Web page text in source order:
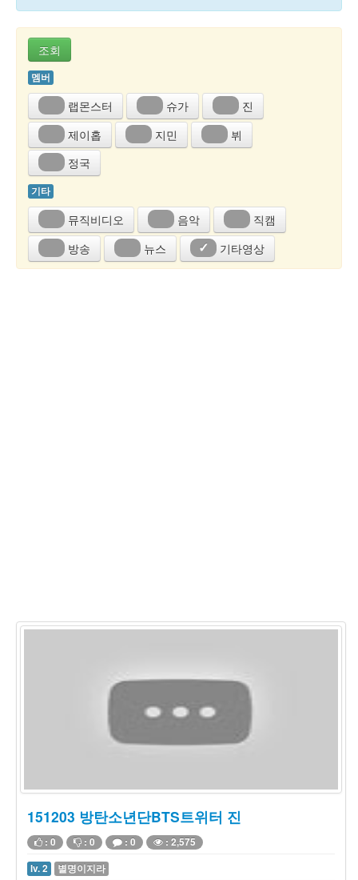
조회
멤버
랩몬스터 슈가
진
제이홉
지민
뷔
정국
기타
뮤직비디오 음악
직캠
방송
뉴스 ✓ 기타영상
151203 방탄소년단BTS트위터 진
: 0 : 0 : 0
: 2,575
lv. 2
별명이지라